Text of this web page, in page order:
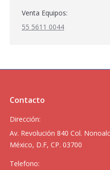
Venta Equipos:
55 5611 0044
Contacto
Dirección:
Av. Revolución 840 Col.
México, D.F, CP. 03700
Telefono: